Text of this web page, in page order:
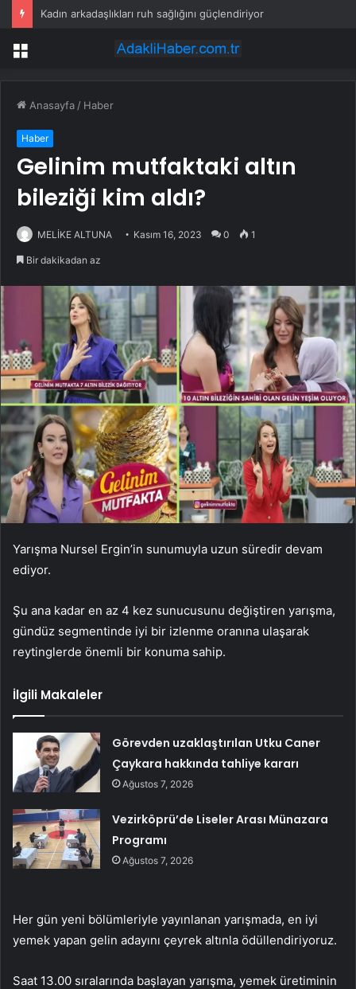
Kadın arkadaşlıkları ruh sağlığını güçlendiriyor
Menü
Anasayfa / Haber
Haber
Gelinim mutfaktaki altın
bileziği kim aldı?
MELİKE ALTUNA Kasım 16, 2023 0 1
Bir dakikadan az
Yarışma Nursel Ergin’in sunumuyla uzun süredir devam
ediyor.
Şu ana kadar en az 4 kez sunucusunu değiştiren yarışma,
gündüz segmentinde iyi bir izlenme oranına ulaşarak
reytinglerde önemli bir konuma sahip.
İlgili Makaleler
Görevden uzaklaştırılan Utku Caner
Çaykara hakkında tahliye kararı
Ağustos 7, 2026
Vezirköprü’de Liseler Arası Münazara
Programı
Ağustos 7, 2026
Her gün yeni bölümleriyle yayınlanan yarışmada, en iyi
yemek yapan gelin adayını çeyrek altınla ödüllendiriyoruz.
Saat 13.00 sıralarında başlayan yarışma, yemek üretiminin